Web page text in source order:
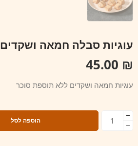
עוגיות סבלה חמאה ושקדים
₪
עוגיות חמאה ושקדים ללא תוספת סוכר
הוספה לסל